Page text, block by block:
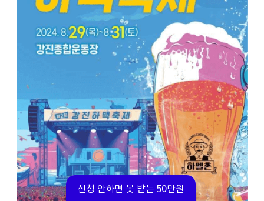
신청 안하면 못 받는 50만원